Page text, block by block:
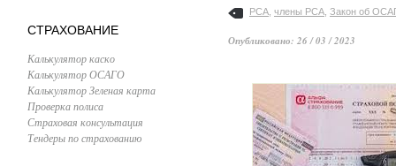
СТРАХОВАНИЕ
Калькулятор каско
Калькулятор ОСАГО
Калькулятор Зеленая карта
Проверка полиса
Страховая консультация
Тендеры по страхованию
РСА члены РСА Закон об
Опубликовано: 26 / 03 / 2023